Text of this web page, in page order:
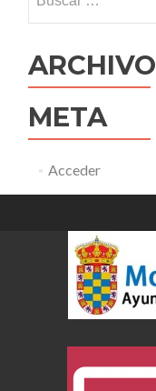
ARCHIVO
META
Acceder